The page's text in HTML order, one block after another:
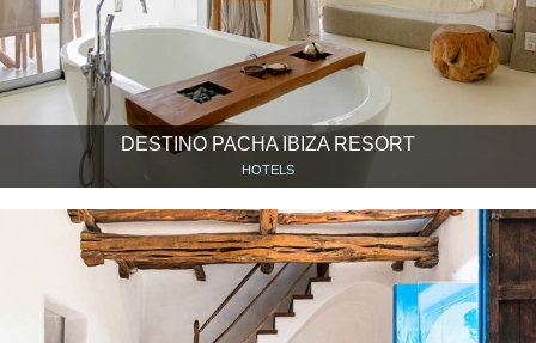
DESTINO PACHA IBIZA RESORT
HOTELS